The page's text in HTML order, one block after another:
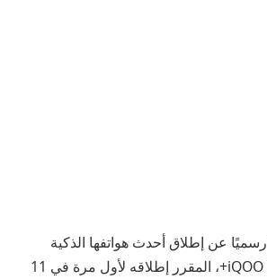
أعلنت شركة iQOO رسميًا عن إطلاق أحدث هواتفها الذكية
الرائدة، iQOO Neo9S Pro+، المقرر إطلاقه لأول مرة في 11